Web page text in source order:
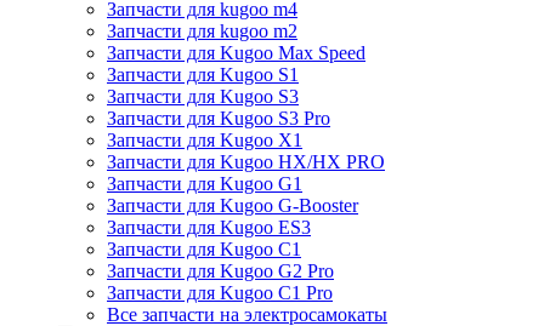
Запчасти для kugoo m4
Запчасти для kugoo m2
Запчасти для Kugoo Max Speed
Запчасти для Kugoo S1
Запчасти для Kugoo S3
Запчасти для Kugoo S3 Pro
Запчасти для Kugoo X1
Запчасти для Kugoo HX/HX PRO
Запчасти для Kugoo G1
Запчасти для Kugoo G-Booster
Запчасти для Kugoo ES3
Запчасти для Kugoo C1
Запчасти для Kugoo G2 Pro
Запчасти для Kugoo C1 Pro
Все запчасти на электросамокаты